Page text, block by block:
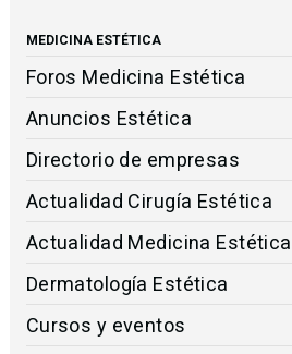
MEDICINA ESTÉTICA
Foros Medicina Estética
Anuncios Estética
Directorio de empresas
Actualidad Cirugía Estética
Actualidad Medicina Estética
Dermatología Estética
Cursos y eventos